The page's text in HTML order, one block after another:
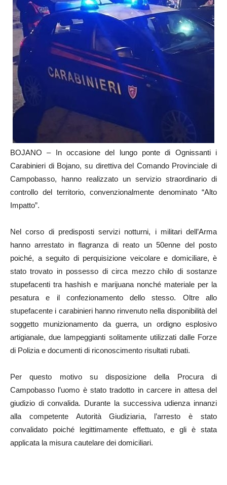
BOJANO – In occasione del lungo ponte di Ognissanti i
Carabinieri di Bojano, su direttiva del Comando Provinciale di
Campobasso, hanno realizzato un servizio straordinario di
controllo del territorio, convenzionalmente denominato “Alto
Impatto”.
Nel corso di predisposti servizi notturni, i militari dell’Arma
hanno arrestato in flagranza di reato un 50enne del posto
poiché, a seguito di perquisizione veicolare e domiciliare, è
stato trovato in possesso di circa mezzo chilo di sostanze
stupefacenti tra hashish e marijuana nonché materiale per la
pesatura e il confezionamento dello stesso. Oltre allo
stupefacente i carabinieri hanno rinvenuto nella disponibilità del
soggetto munizionamento da guerra, un ordigno esplosivo
artigianale, due lampeggianti solitamente utilizzati dalle Forze
di Polizia e documenti di riconoscimento risultati rubati.
Per questo motivo su disposizione della Procura di
Campobasso l’uomo è stato tradotto in carcere in attesa del
giudizio di convalida. Durante la successiva udienza innanzi
alla competente Autorità Giudiziaria, l’arresto è stato
convalidato poiché legittimamente effettuato, e gli è stata
applicata la misura cautelare dei domiciliari.